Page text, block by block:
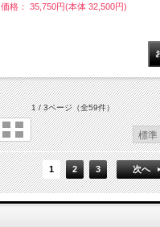
価格： 35,750円(本体 32,500円)
1 / 3ページ（全59件）
1 2 3 次へ